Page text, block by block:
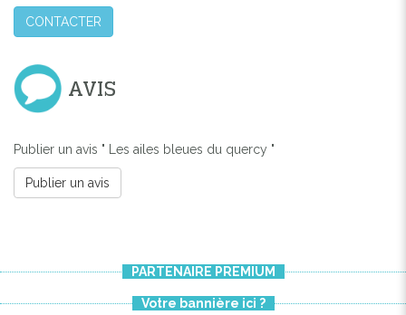
CONTACTER
AVIS
Publier un avis " Les ailes bleues du quercy "
Publier un avis
PARTENAIRE PREMIUM
Votre bannière ici ?